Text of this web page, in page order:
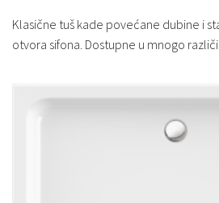
Klasične tuš kade povećane dubine i
otvora sifona. Dostupne u mnogo